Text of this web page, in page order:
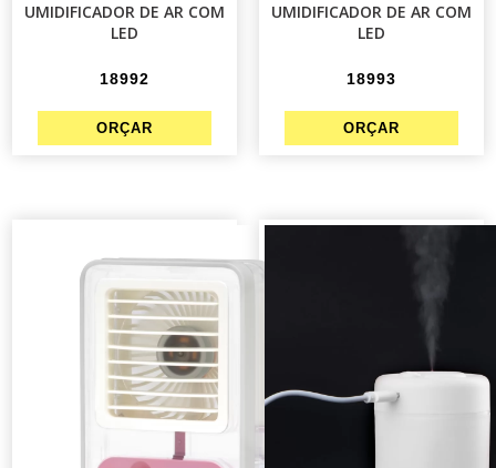
UMIDIFICADOR DE AR COM
LED
18992
UMIDIFICADOR DE AR COM
LED
18993